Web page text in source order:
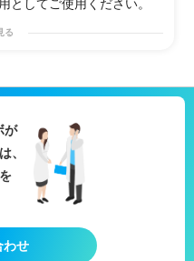
としてご使用ください。
の
静電気試験
る
が
、
わせ